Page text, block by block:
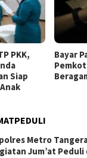
PKK,
Siap
Bayar
Metro
Jum’at